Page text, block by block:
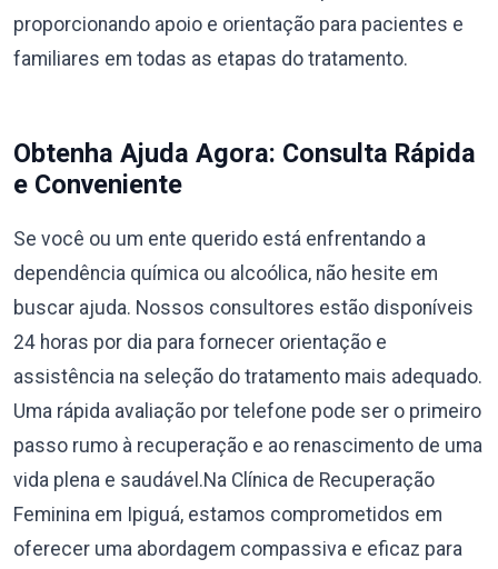
proporcionando apoio e orientação para pacientes e
familiares em todas as etapas do tratamento.
Obtenha Ajuda Agora: Consulta Rápida
e Conveniente
Se você ou um ente querido está enfrentando a
dependência química ou alcoólica, não hesite em
buscar ajuda. Nossos consultores estão disponíveis
24 horas por dia para fornecer orientação e
assistência na seleção do tratamento mais adequado.
Uma rápida avaliação por telefone pode ser o primeiro
passo rumo à recuperação e ao renascimento de uma
vida plena e saudável.Na Clínica de Recuperação
Feminina em Ipiguá, estamos comprometidos em
oferecer uma abordagem compassiva e eficaz para